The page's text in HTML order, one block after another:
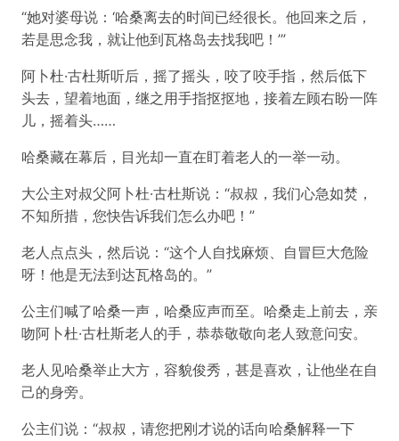
“她对婆母说：‘哈桑离去的时间已经很长。他回来之后，
若是思念我，就让他到瓦格岛去找我吧！’”
阿卜杜·古杜斯听后，摇了摇头，咬了咬手指，然后低下
头去，望着地面，继之用手指抠抠地，接着左顾右盼一阵
儿，摇着头……
哈桑藏在幕后，目光却一直在盯着老人的一举一动。
大公主对叔父阿卜杜·古杜斯说：“叔叔，我们心急如焚，
不知所措，您快告诉我们怎么办吧！”
老人点点头，然后说：“这个人自找麻烦、自冒巨大危险
呀！他是无法到达瓦格岛的。”
公主们喊了哈桑一声，哈桑应声而至。哈桑走上前去，亲
吻阿卜杜·古杜斯老人的手，恭恭敬敬向老人致意问安。
老人见哈桑举止大方，容貌俊秀，甚是喜欢，让他坐在自
己的身旁。
公主们说：“叔叔，请您把刚才说的话向哈桑解释一下